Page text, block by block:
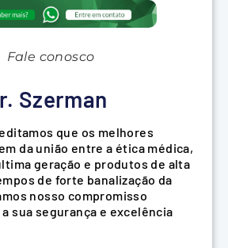
Fale conosco
Szerman
que os melhores
da união entre a ética médica,
geração e produtos de alta
de forte banalização da
nosso compromisso
sua segurança e excelência